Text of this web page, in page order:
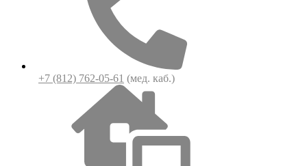
+7 (812) 762-05-61 (мед. каб.)